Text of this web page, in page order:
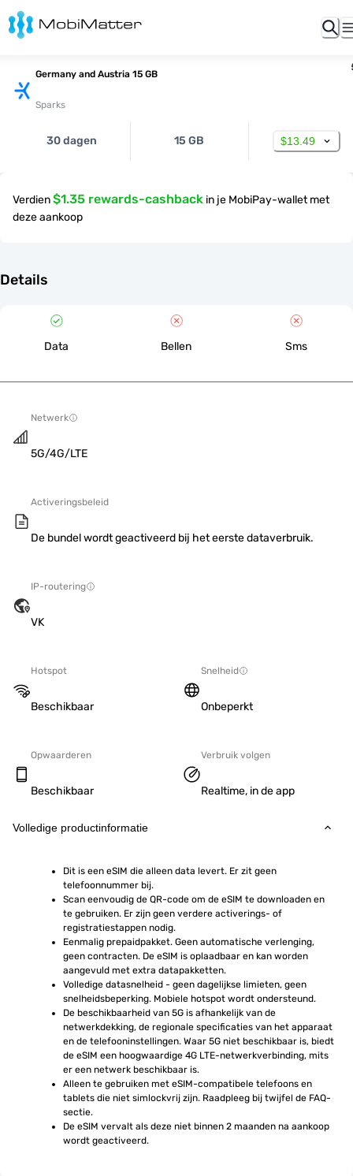
Germany and Austria 15 GB
Sparks
30 dagen 15 GB $13.49
Verdien$1.35 rewards-cashback in je MobiPay-wallet met
deze aankoop
Details
Data Bellen Sms
Netwerk
5G/4G/LTE
Activeringsbeleid
De bundel wordt geactiveerd bij het eerste dataverbruik.
IP-routering
VK
Hotspot
Beschikbaar
Snelheid
Onbeperkt
Opwaarderen
Beschikbaar
Verbruik volgen
Realtime, in de app
Volledige productinformatie
Dit is een eSIM die alleen data levert. Er zit geen
telefoonnummer bij.
Scan eenvoudig de QR-code om de eSIM te downloaden en
te gebruiken. Er zijn geen verdere activerings- of
registratiestappen nodig.
Eenmalig prepaidpakket. Geen automatische verlenging,
geen contracten. De eSIM is oplaadbaar en kan worden
aangevuld met extra datapakketten.
Volledige datasnelheid - geen dagelijkse limieten, geen
snelheidsbeperking. Mobiele hotspot wordt ondersteund.
De beschikbaarheid van 5G is afhankelijk van de
netwerkdekking, de regionale specificaties van het apparaat
en de telefooninstellingen. Waar 5G niet beschikbaar is, biedt
de eSIM een hoogwaardige 4G LTE-netwerkverbinding, mits
er een netwerk beschikbaar is.
Alleen te gebruiken met eSIM-compatibele telefoons en
tablets die niet simlockvrij zijn. Raadpleeg bij twijfel de FAQ-
sectie.
De eSIM vervalt als deze niet binnen 2 maanden na aankoop
wordt geactiveerd.